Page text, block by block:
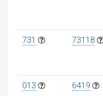
731 73118
013 6419